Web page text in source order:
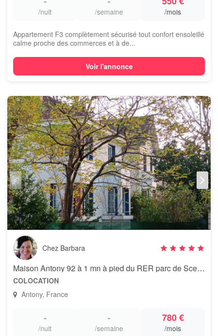
/nuit /semaine /mois
Appartement F3 complètement sécurisé tout confort ensoleillé
calme proche des commerces et à de...
Voir l'annonce
Chez Barbara
Maison Antony 92 à 1 mn à pied du RER parc de Sceaux
COLOCATION
Antony, France
-
/nuit
-
/semaine
780 €
/mois